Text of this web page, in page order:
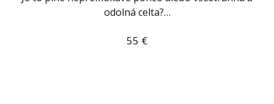
odolná celta?…
55 €